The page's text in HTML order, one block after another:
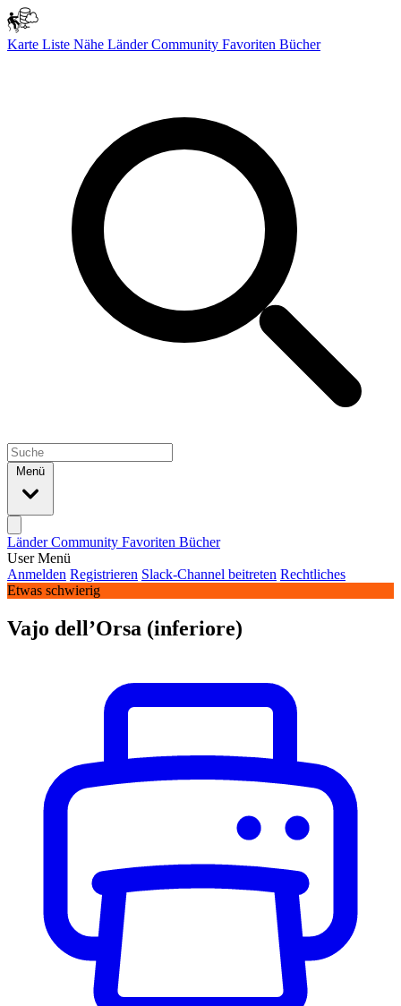
Karte Liste Nähe LänderCommunity Favoriten Bücher
Menü
LänderCommunity Favoriten Bücher
User Menü
Anmelden Registrieren Slack-Channel beitreten Rechtliches
Etwas schwierig
Vajo dell’Orsa (inferiore)